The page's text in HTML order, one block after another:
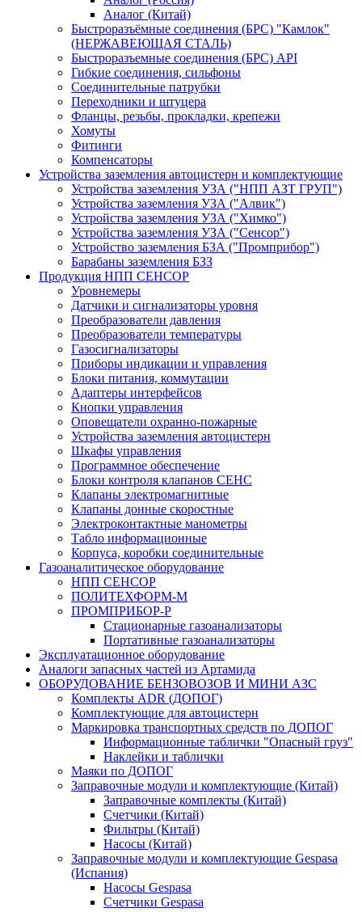
Аналог (Китай)
Быстроразъёмные соединения (БРС) "Камлок"
(НЕРЖАВЕЮЩАЯ СТАЛЬ)
Быстроразъемные соединения (БРС) API
Гибкие соединения, сильфоны
Соединительные патрубки
Переходники и штуцера
Фланцы, резьбы, прокладки, крепежи
Хомуты
Фитинги
Компенсаторы
Устройства заземления автоцистерн и комплектующие
Устройства заземления УЗА ("НПП АЗТ ГРУП")
Устройства заземления УЗА ("Алвик")
Устройства заземления УЗА ("Химко")
Устройства заземления УЗА ("Сенсор")
Устройство заземления БЗА ("Промприбор")
Барабаны заземления БЗЗ
Продукция НПП СЕНСОР
Уровнемеры
Датчики и сигнализаторы уровня
Преобразователи давления
Преобразователи температуры
Газосигнализаторы
Приборы индикации и управления
Блоки питания, коммутации
Адаптеры интерфейсов
Кнопки управления
Оповещатели охранно-пожарные
Устройства заземления автоцистерн
Шкафы управления
Программное обеспечение
Блоки контроля клапанов СЕНС
Клапаны электромагнитные
Клапаны донные скоростные
Электроконтактные манометры
Табло информационные
Корпуса, коробки соединительные
Газоаналитическое оборудование
НПП СЕНСОР
ПОЛИТЕХФОРМ-М
ПРОМПРИБОР-Р
Стационарные газоанализаторы
Портативные газоанализаторы
Эксплуатационное оборудование
Аналоги запасных частей из Артамида
ОБОРУДОВАНИЕ БЕНЗОВОЗОВ И МИНИ АЗС
Комплекты ADR (ДОПОГ)
Комплектующие для автоцистерн
Маркировка транспортных средств по ДОПОГ
Информационные таблички "Опасный груз"
Наклейки и таблички
Маяки по ДОПОГ
Заправочные модули и комплектующие (Китай)
Заправочные комплекты (Китай)
Счетчики (Китай)
Фильтры (Китай)
Насосы (Китай)
Заправочные модули и комплектующие Gespasa
(Испания)
Насосы Gespasa
Счетчики Gespasa